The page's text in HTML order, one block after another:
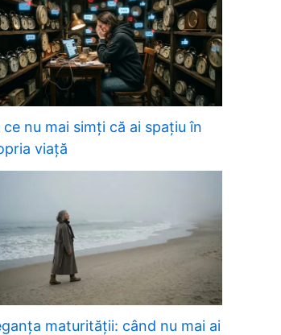
ce nu mai simți că ai spațiu în
viață
maturității: când nu mai ai